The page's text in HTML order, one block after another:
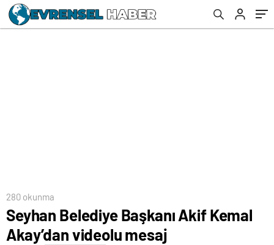
280 okunma
Seyhan Belediye Başkanı Akif Kemal
Akay’dan videolu mesaj